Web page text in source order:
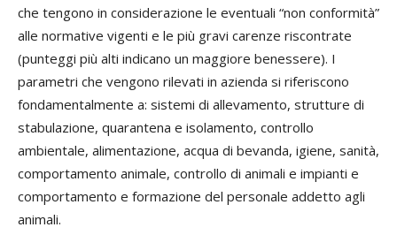
che tengono in considerazione le eventuali “non conformità”
alle normative vigenti e le più gravi carenze riscontrate
(punteggi più alti indicano un maggiore benessere). I
parametri che vengono rilevati in azienda si riferiscono
fondamentalmente a: sistemi di allevamento, strutture di
stabulazione, quarantena e isolamento, controllo
ambientale, alimentazione, acqua di bevanda, igiene, sanità,
comportamento animale, controllo di animali e impianti e
comportamento e formazione del personale addetto agli
animali.